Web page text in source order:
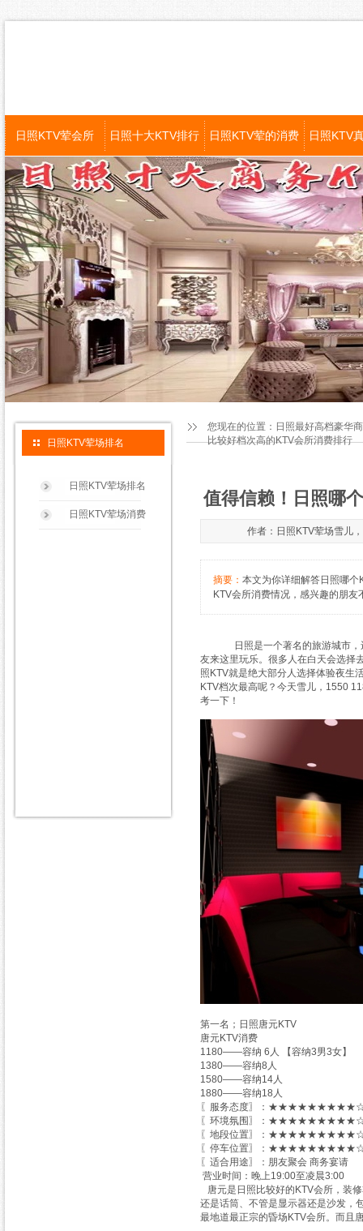
日照KTV荤会所 日照十大KTV排行 日照KTV荤的消费 日照KTV
您现在的位置： 日照最好高档豪华
比较好档次高的KTV会所消费排行
日照KTV荤场排名
日照KTV荤场排名
日照KTV荤场消费
值得信赖！日照哪
作者：日照KTV荤场雪
摘要： 本文为你详细解答日照哪
KTV会所消费情况，感兴趣的朋友
日照是一个著名的旅游城市，还
友来这里玩乐。很多人在白天会选择
照KTV就是绝大部分人选择体验夜生
KTV档次最高呢？今天雪儿，1550
考一下！
第一名；日照唐元KTV
唐元KTV消费
1180——容纳 6人 【容纳3男3女】
1380——容纳8人
1580——容纳14人
1880——容纳18人
〖服务态度〗：
〖环境氛围〗：
〖地段位置〗：
〖停车位置〗：
〖适合用途〗：朋友聚会 商务宴请
营业时间：晚上19:00至凌晨3:00
唐元是日照比较好的KTV会所，装
还是话筒、不管是显示器还是沙发，
最地道最正宗的昏场KTV会所。而且